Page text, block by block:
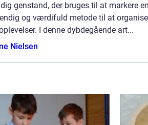
genstand, der bruges til at markere
og værdifuld metode til at
I denne dybdegående art...
Nielsen